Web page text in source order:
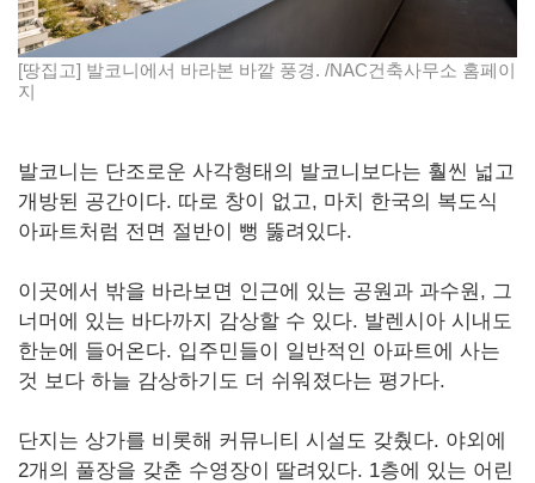
[땅집고] 발코니에서 바라본 바깥 풍경. /NAC건축사무소 홈페이
지
발코니는 단조로운 사각형태의 발코니보다는 훨씬 넓고
개방된 공간이다. 따로 창이 없고, 마치 한국의 복도식
아파트처럼 전면 절반이 뻥 뚫려있다.
이곳에서 밖을 바라보면 인근에 있는 공원과 과수원, 그
너머에 있는 바다까지 감상할 수 있다. 발렌시아 시내도
한눈에 들어온다. 입주민들이 일반적인 아파트에 사는
것 보다 하늘 감상하기도 더 쉬워졌다는 평가다.
단지는 상가를 비롯해 커뮤니티 시설도 갖췄다. 야외에
2개의 풀장을 갖춘 수영장이 딸려있다. 1층에 있는 어린